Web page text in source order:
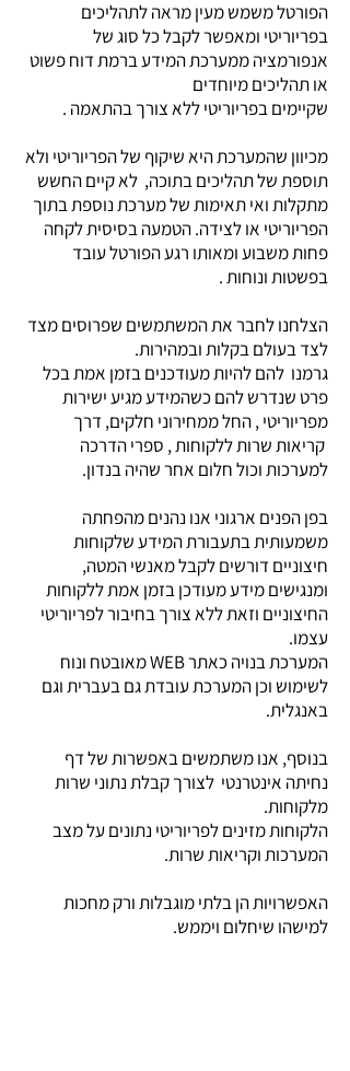
הפורטל משמש מעין מראה לתהליכים
בפריוריטי ומאפשר לקבל כל סוג של
אנפורמציה ממערכת המידע ברמת דוח פשוט
או תהליכים מיוחדים
שקיימים בפריוריטי ללא צורך בהתאמה .
מכיוון שהמערכת היא שיקוף של הפריוריטי ולא
תוספת של תהליכים בתוכה, לא קיים החשש
מתקלות ואי תאימות של מערכת נוספת בתוך
הפריוריטי או לצידה.הטמעה בסיסית לקחה
פחות משבוע ומאותו רגע הפורטל עובד
בפשטות ונוחות .
הצלחנו לחבר את המשתמשים שפרוסים מצד
לצד בעולם בקלות ובמהירות.
גרמנו להם להיות מעודכנים בזמן אמת בכל
פרט שנדרש להם כשהמידע מגיע ישירות
מפריוריטי , החל ממחירוני חלקים, דרך
קריאות שרות ללקוחות , ספרי הדרכה
למערכות וכול חלום אחר שהיה בנדון.
בפן הפנים ארגוני אנו נהנים מהפחתה
משמעותית בתעבורת המידע שלקוחות
חיצוניים דורשים לקבל מאנשי המטה,
ומנגישים מידע מעודכן בזמן אמת ללקוחות
החיצוניים וזאת ללא צורך בחיבור לפריוריטי
עצמו.
המערכת בנויה כאתר WEB מאובטח ונוח
לשימוש וכןהמערכת עובדת גם בעברית וגם
באנגלית.
בנוסף, אנו משתמשים באפשרות של דף
נחיתה אינטרנטי לצורך קבלת נתוני שרות
מלקוחות.
הלקוחות מזינים לפריוריטי נתונים על מצב
המערכות וקריאות שרות.
האפשרויות הן בלתי מוגבלות ורק מחכות
למישהו שיחלום ויממש.